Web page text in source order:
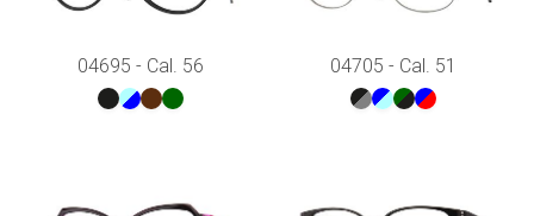
04695 - Cal. 56 04705 - Cal. 51